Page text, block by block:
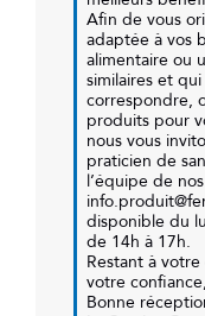
Afin de vous
adaptée à vos
alimentaire ou
similaires et
correspondre,
produits pour
nous vous
praticien de
l’équipe de
disponible du
de 14h à 17h.
Restant à
votre confiance,
Bonne